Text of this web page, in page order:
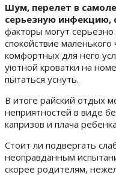
Шум, перелет в
серьезную инфекцию,
факторы могут
спокойствие
комфортных для него
уютной кроватки на
пытаться уснуть.
В итоге райский отдых
неприятностей в виде
капризов и плача
Стоит ли подвергать
неоправданным
скорее родителям,